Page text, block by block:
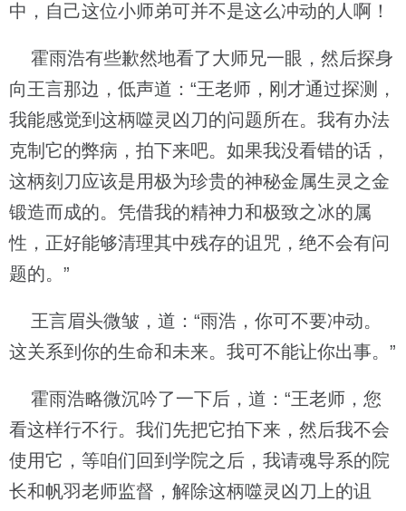
中，自己这位小师弟可并不是这么冲动的人啊！
霍雨浩有些歉然地看了大师兄一眼，然后探身
向王言那边，低声道：“王老师，刚才通过探测，
我能感觉到这柄噬灵凶刀的问题所在。我有办法
克制它的弊病，拍下来吧。如果我没看错的话，
这柄刻刀应该是用极为珍贵的神秘金属生灵之金
锻造而成的。凭借我的精神力和极致之冰的属
性，正好能够清理其中残存的诅咒，绝不会有问
题的。”
王言眉头微皱，道：“雨浩，你可不要冲动。
这关系到你的生命和未来。我可不能让你出事。”
霍雨浩略微沉吟了一下后，道：“王老师，您
看这样行不行。我们先把它拍下来，然后我不会
使用它，等咱们回到学院之后，我请魂导系的院
长和帆羽老师监督，解除这柄噬灵凶刀上的诅